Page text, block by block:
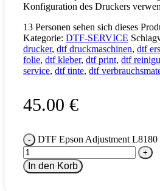
Konfiguration des Druckers
13 Personen sehen sich dieses
Kategorie: DTF-SERVICE
drucker, dtf druckmaschinen, dtf
folie, dtf kleber, dtf print, dtf
service, dtf tinte, dtf
45.00 €
DTF Epson Adjustment L8180
In den Korb